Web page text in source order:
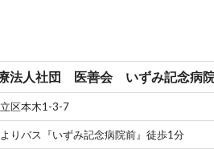
法人社団 医善会 いずみ記念病
区本木1-3-7
りバス『いずみ記念病院前』徒歩1分